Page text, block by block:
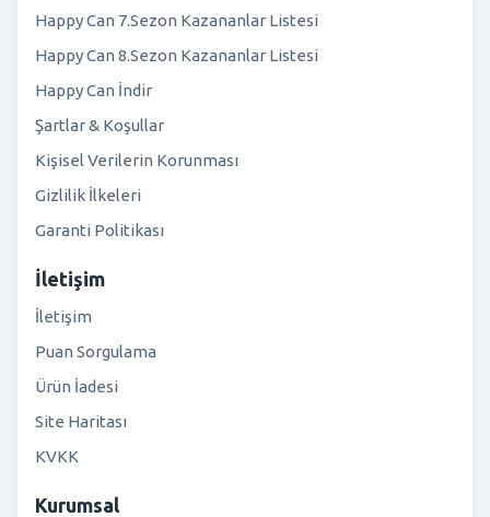
Happy Can 7.Sezon Kazananlar Listesi
Happy Can 8.Sezon Kazananlar Listesi
Happy Can İndir
Şartlar & Koşullar
Kişisel Verilerin Korunması
Gizlilik İlkeleri
Garanti Politikası
İletişim
İletişim
Puan Sorgulama
Ürün İadesi
Site Haritası
KVKK
Kurumsal